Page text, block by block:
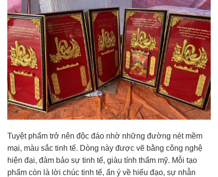
Tuyệt phẩm trở nên độc đáo nhờ những đường nét mềm
mại, màu sắc tinh tế. Dòng này được vẽ bằng công nghệ
hiện đại, đảm bảo sự tinh tế, giàu tính thẩm mỹ. Mỗi tạo
phẩm còn là lời chúc tinh tế, ẩn ý về hiếu đạo, sự nhẫn